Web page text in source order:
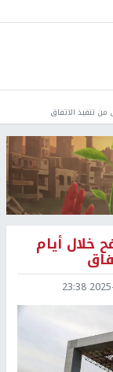
من تنفيذ الاتفاق
خلال أيام
2025-